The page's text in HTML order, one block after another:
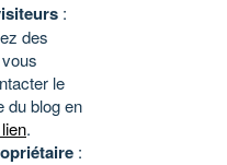
:
des
le
du blog en
.
: